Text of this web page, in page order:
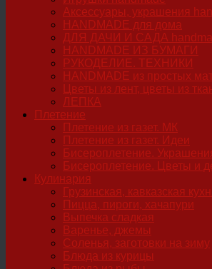
Аксессуары, украшения
HANDMADE для дома
ДЛЯ ДАЧИ И САДА
HANDMADE ИЗ БУМАГИ
РУКОДЕЛИЕ. ТЕХНИКИ
HANDMADE из простых
Цветы из лент, цветы из
ЛЕПКА
Плетение
Плетение из газет. МК
Плетение из газет. Идеи
Бисероплетение.
Бисероплетение. Цветы и
Кулинария
Грузинская, кавказская
Пицца, пироги, хачапури
Выпечка сладкая
Варенье, джемы
Соленья, заготовки на зиму
Блюда из курицы